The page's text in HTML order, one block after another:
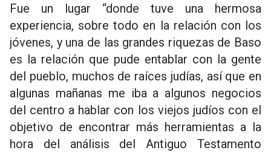
Fue un lugar “donde tuve una hermosa
experiencia, sobre todo en la relación con los
jóvenes, y una de las grandes riquezas de Baso
es la relación que pude entablar con la gente
del pueblo, muchos de raíces judías, así que en
algunas mañanas me iba a algunos negocios
del centro a hablar con los viejos judíos con el
objetivo de encontrar más herramientas a la
hora del análisis del Antiguo Testamento